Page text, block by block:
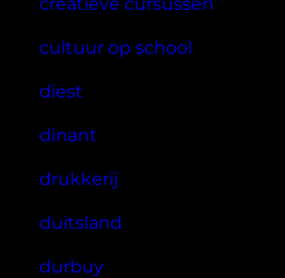
cultuur op school
diest
dinant
drukkerij
duitsland
durbuy